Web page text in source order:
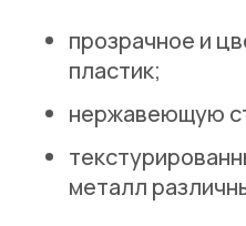
прозрачное и
пластик;
нержавеющую
металл